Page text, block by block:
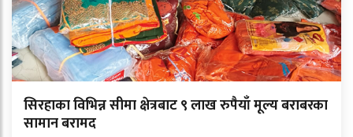
सिरहाका विभिन्न सीमा क्षेत्रबाट ९ लाख रुपैयाँ मूल्य बराबरका
सामान बरामद